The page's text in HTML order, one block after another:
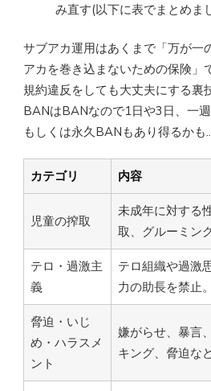
み直す(以下に表でまとめま
サブアカ運用はあくまで「万が一
アカを巻き込まないための保険」
規約違反をしても大丈夫にする裏
BANはBANなので1日や3日、一週
もしくは永久BANもあり得るかも..
カテゴリ 内容
児童の搾取
未成年に対する
取、グルーミン
テロ・過激主
義
テロ組織や過激
力の助長を禁止。
脅迫・いじ
め・ハラスメ
ント
嫌がらせ、暴言
キング、脅迫な